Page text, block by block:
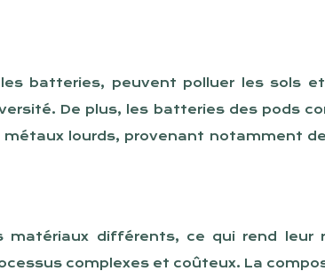
batteries, peuvent polluer les sols
De plus, les batteries des pods
lourds, provenant notamment
différents, ce qui rend leur
complexes et coûteux. La